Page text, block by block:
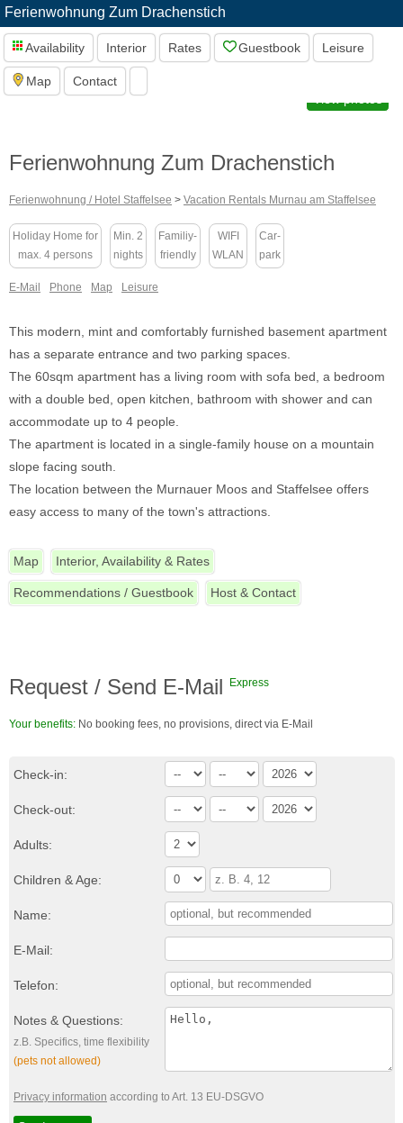
Ferienwohnung Zum Drachenstich
Availability Interior Rates Guestbook Leisure
Map
Contact
Ferienwohnung Zum Drachenstich
Ferienwohnung / Hotel Staffelsee > Vacation Rentals Murnau am Staffelsee
Holiday Home for
max. 4 persons
Min. 2
nights
Familiy-
friendly
WIFI
WLAN
Car-
park
E-Mail Phone Map Leisure
This modern, mint and comfortably furnished basement apartment
has a separate entrance and two parking spaces.
The 60sqm apartment has a living room with sofa bed, a bedroom
with a double bed, open kitchen, bathroom with shower and can
accommodate up to 4 people.
The apartment is located in a single-family house on a mountain
slope facing south.
The location between the Murnauer Moos and Staffelsee offers
easy access to many of the town's attractions.
Map Interior, Availability & Rates
Recommendations / Guestbook Host & Contact
Request / Send E-Mail Express
Your benefits: No booking fees, no provisions, direct via E-Mail
Check-in:
Check-out:
Adults:
Children & Age:
Name:
E-Mail:
Telefon:
Notes & Questions:
z.B. Specifics, time flexibility
(pets not allowed)
Privacy information according to Art. 13 EU-DSGVO